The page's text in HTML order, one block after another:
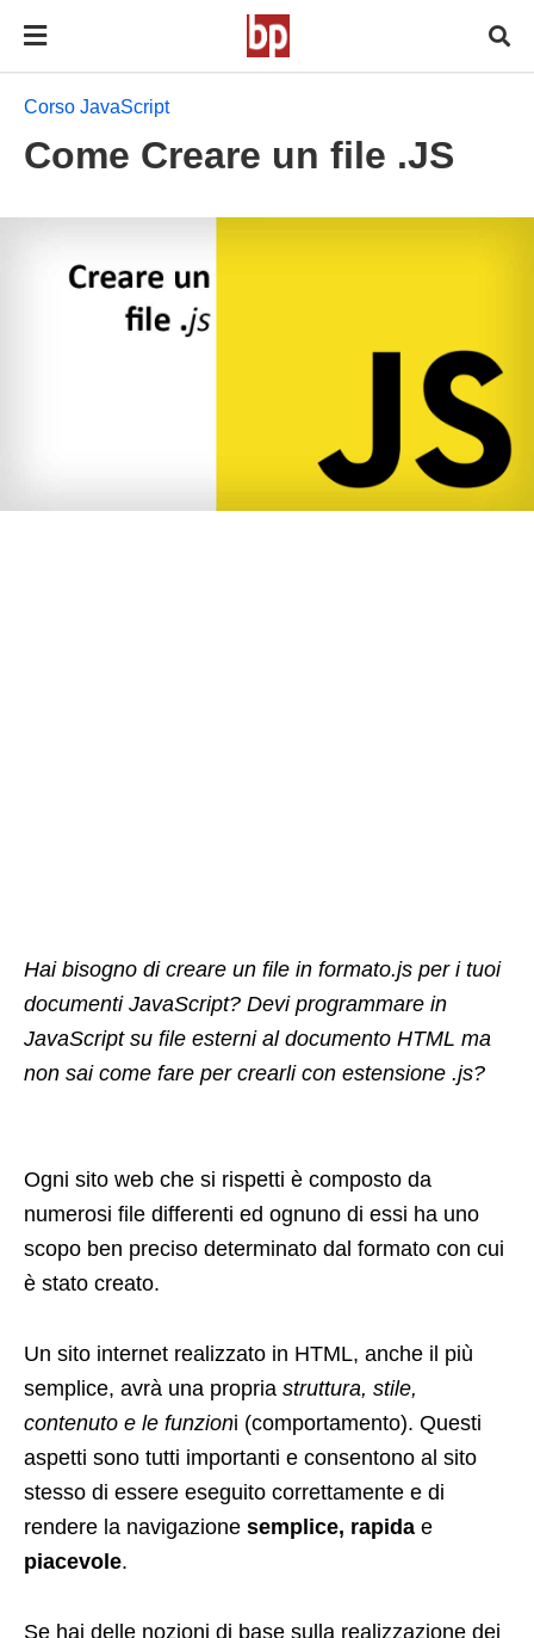
Corso JavaScript
Come Creare un file .JS
Hai bisogno di creare un file in formato.js per i tuoi
documenti JavaScript? Devi programmare in
JavaScript su file esterni al documento HTML ma
non sai come fare per crearli con estensione .js?
Ogni sito web che si rispetti è composto da
numerosi file differenti ed ognuno di essi ha uno
scopo ben preciso determinato dal formato con cui
è stato creato.
Un sito internet realizzato in HTML, anche il più
semplice, avrà una propria struttura, stile,
contenuto e le funzioni (comportamento). Questi
aspetti sono tutti importanti e consentono al sito
stesso di essere eseguito correttamente e di
rendere la navigazione semplice, rapida e
piacevole.
Se hai delle nozioni di base sulla realizzazione dei